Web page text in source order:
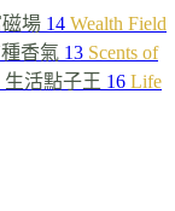
場 14 Wealth Field
香氣 13 Scents of
生活點子王 16 Life